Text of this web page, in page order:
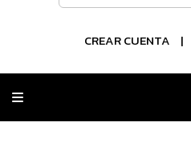
CREAR CUENTA